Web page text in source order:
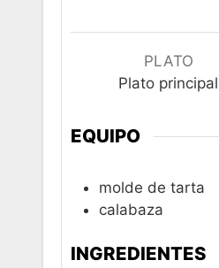
PLATO
Plato principal
EQUIPO
molde de tarta
calabaza
INGREDIENTES